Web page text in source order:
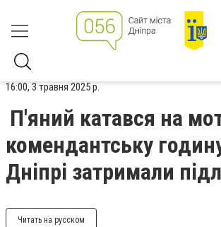
16:00, 3 травня 2025 р.
П'яний катався на
комендантську
Дніпрі затримали
Читать на русском